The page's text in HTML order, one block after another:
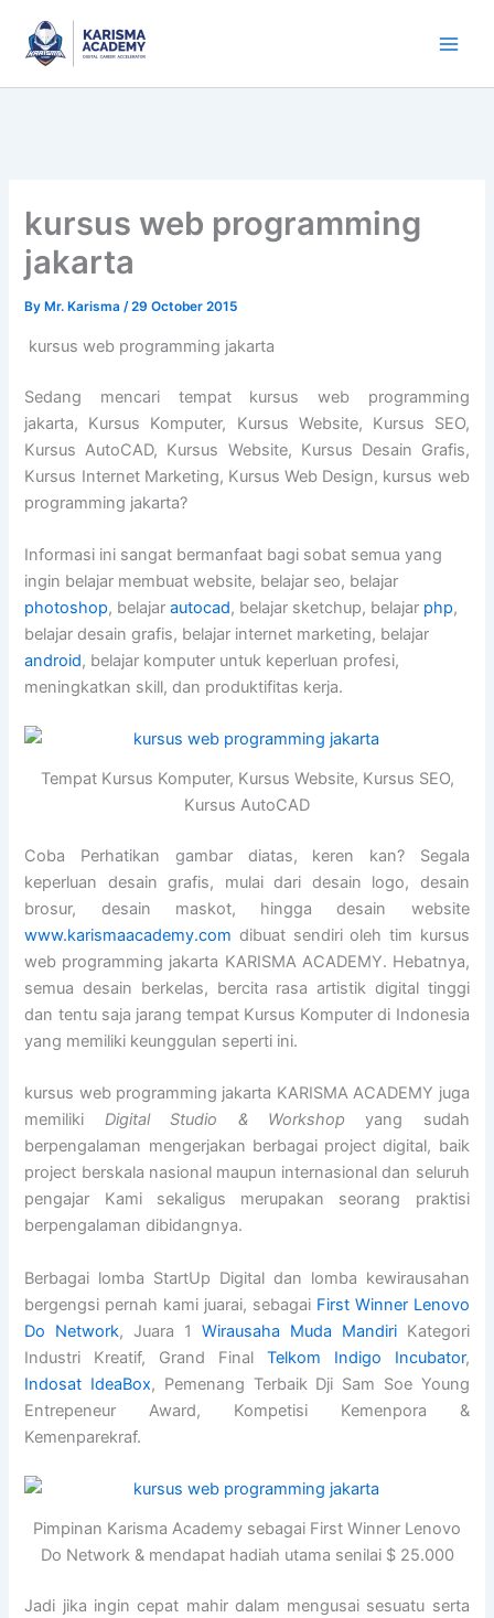
content
kursus web programming
jakarta
By Mr. Karisma/29 October 2015
kursus web programming jakarta
Sedang mencari tempat kursus web programming
jakarta, Kursus Komputer, Kursus Website, Kursus SEO,
Kursus AutoCAD, Kursus Website, Kursus Desain Grafis,
Kursus Internet Marketing, Kursus Web Design, kursus web
programming jakarta?
Informasi ini sangat bermanfaat bagi sobat semua yang
ingin belajar membuat website, belajar seo, belajar
photoshop, belajarautocad, belajar sketchup, belajar php,
belajar desain grafis, belajar internet marketing, belajar
android, belajar komputer untuk keperluan profesi,
meningkatkan skill, dan produktifitas kerja.
Tempat Kursus Komputer, Kursus Website, Kursus SEO,
Kursus AutoCAD
Coba Perhatikan gambar diatas, keren kan? Segala
keperluan desain grafis, mulai dari desain logo, desain
brosur, desain maskot, hingga desain website
www.karismaacademy.com dibuat sendiri oleh tim kursus
web programming jakarta KARISMA ACADEMY. Hebatnya,
semua desain berkelas, bercita rasa artistik digital tinggi
dan tentu saja jarang tempat Kursus Komputer di Indonesia
yang memiliki keunggulan seperti ini.
kursus web programming jakarta KARISMA ACADEMY juga
memiliki Digital Studio & Workshop yang sudah
berpengalaman mengerjakan berbagai project digital, baik
project berskala nasional maupun internasional dan seluruh
pengajar Kami sekaligus merupakan seorang praktisi
berpengalaman dibidangnya.
Berbagai lomba StartUp Digital dan lomba kewirausahan
bergengsi pernah kami juarai, sebagai First Winner Lenovo
Do Network, Juara 1 Wirausaha Muda MandiriKategori
Industri Kreatif, Grand Final Telkom Indigo Incubator,
Indosat IdeaBox, Pemenang Terbaik Dji Sam Soe Young
Entrepeneur Award, Kompetisi Kemenpora &
Kemenparekraf.
Pimpinan Karisma Academy sebagai First Winner Lenovo
Do Network & mendapat hadiah utama senilai $ 25.000
Jadi jika ingin cepat mahir dalam mengusai sesuatu serta